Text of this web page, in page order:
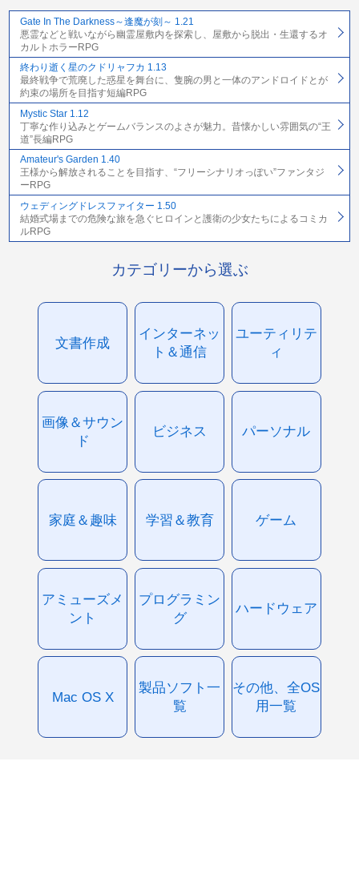
Gate In The Darkness～逢魔が刻～ 1.21
悪霊などと戦いながら幽霊屋敷内を探索し、屋敷から脱出・生還するオ
カルトホラーRPG
終わり逝く星のクドリャフカ 1.13
最終戦争で荒廃した惑星を舞台に、隻腕の男と一体のアンドロイドとが
約束の場所を目指す短編RPG
Mystic Star 1.12
丁寧な作り込みとゲームバランスのよさが魅力。昔懐かしい雰囲気の“王
道”長編RPG
Amateur's Garden 1.40
王様から解放されることを目指す、“フリーシナリオっぽい”ファンタジ
ーRPG
ウェディングドレスファイター 1.50
結婚式場までの危険な旅を急ぐヒロインと護衛の少女たちによるコミカ
ルRPG
カテゴリーから選ぶ
文書作成
インターネッ
ト＆通信
ユーティリテ
ィ
画像＆サウン
ド
ビジネス パーソナル
家庭＆趣味 学習＆教育 ゲーム
アミューズメ
ント
プログラミン
グ
ハードウェア
Mac OS X
製品ソフト一
覧
その他、全OS
用一覧